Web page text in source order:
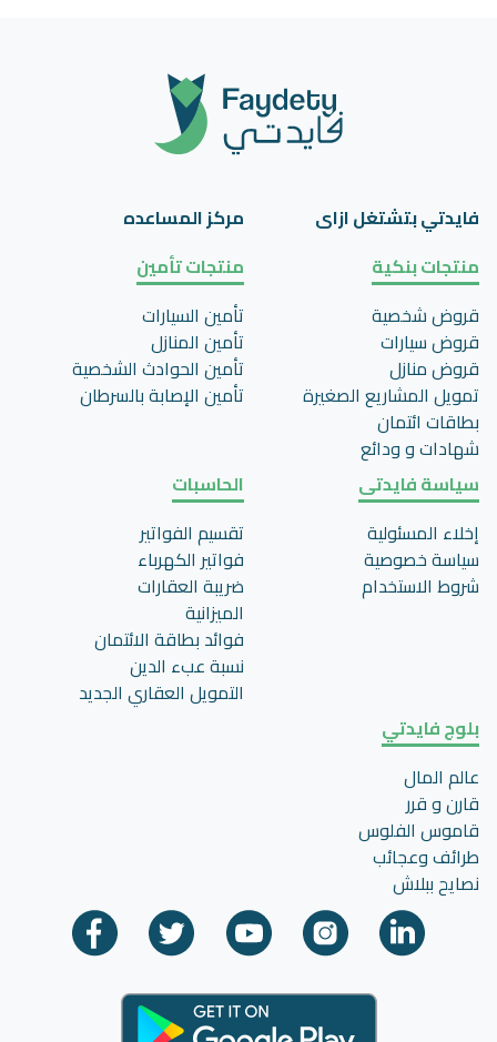
فايدتي بتشتغل ازاى
مركز المساعده
منتجات بنكية
قروض شخصية
قروض سيارات
قروض منازل
تمويل المشاريع الصغيرة
بطاقات ائتمان
شهادات و ودائع
منتجات تأمين
تأمين السيارات
تأمين المنازل
تأمين الحوادث الشخصية
تأمين اﻹصابة بالسرطان
سياسة فايدتى
إخلاء المسئولية
سياسة خصوصية
شروط الاستخدام
الحاسبات
تقسيم الفواتير
فواتير الكهرباء
ضريبة العقارات
الميزانية
فوائد بطاقة الائتمان
نسبة عبء الدين
التمويل العقاري الجديد
بلوج فايدتي
عالم المال
قارن و قرر
قاموس الفلوس
طرائف وعجائب
نصايح ببلاش